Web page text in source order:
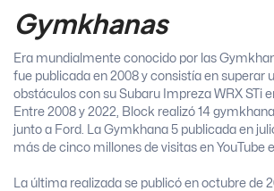
Gymkhanas
Era mundialmente conocido por las
fue publicada en 2008 y consistía en superar
obstáculos con su Subaru Impreza WRX STi
Entre 2008 y 2022, Block realizó 14
junto a Ford. La Gymkhana 5 publicada en
más de cinco millones de visitas en YouTube
La última realizada se publicó en octubre de